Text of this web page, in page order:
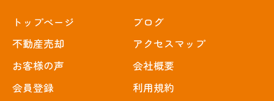
トップぺージ
不動産売却
お客様の声
会員登録
ブログ
アクセスマップ
会社概要
利用規約